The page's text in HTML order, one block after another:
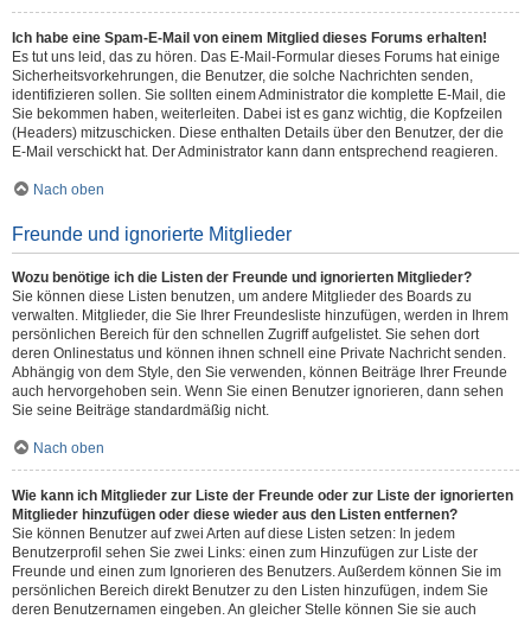
Ich habe eine Spam-E-Mail von einem Mitglied dieses Forums erhalten!
Es tut uns leid, das zu hören. Das E-Mail-Formular dieses Forums hat einige
Sicherheitsvorkehrungen, die Benutzer, die solche Nachrichten senden,
identifizieren sollen. Sie sollten einem Administrator die komplette E-Mail, die
Sie bekommen haben, weiterleiten. Dabei ist es ganz wichtig, die Kopfzeilen
(Headers) mitzuschicken. Diese enthalten Details über den Benutzer, der die
E-Mail verschickt hat. Der Administrator kann dann entsprechend reagieren.
Nach oben
Freunde und ignorierte Mitglieder
Wozu benötige ich die Listen der Freunde und ignorierten Mitglieder?
Sie können diese Listen benutzen, um andere Mitglieder des Boards zu
verwalten. Mitglieder, die Sie Ihrer Freundesliste hinzufügen, werden in Ihrem
persönlichen Bereich für den schnellen Zugriff aufgelistet. Sie sehen dort
deren Onlinestatus und können ihnen schnell eine Private Nachricht senden.
Abhängig von dem Style, den Sie verwenden, können Beiträge Ihrer Freunde
auch hervorgehoben sein. Wenn Sie einen Benutzer ignorieren, dann sehen
Sie seine Beiträge standardmäßig nicht.
Nach oben
Wie kann ich Mitglieder zur Liste der Freunde oder zur Liste der ignorierten
Mitglieder hinzufügen oder diese wieder aus den Listen entfernen?
Sie können Benutzer auf zwei Arten auf diese Listen setzen: In jedem
Benutzerprofil sehen Sie zwei Links: einen zum Hinzufügen zur Liste der
Freunde und einen zum Ignorieren des Benutzers. Außerdem können Sie im
persönlichen Bereich direkt Benutzer zu den Listen hinzufügen, indem Sie
deren Benutzernamen eingeben. An gleicher Stelle können Sie sie auch